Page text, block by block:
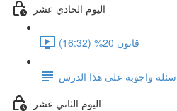
اليوم الحادي عشر
قانون 20% (16:32)
واجوبه على هذا الدرس
اليوم الثاني عشر